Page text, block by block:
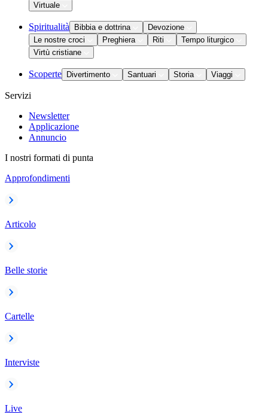
Virtuale
Spiritualità Bibbia e dottrina
Devozione
Le nostre croci
Preghiera Riti
Tempo liturgico
Virtù cristiane
Scoperte Divertimento Santuari Storia Viaggi
Servizi
Newsletter
Applicazione
Annuncio
I nostri formati di punta
Approfondimenti
Articolo
Belle storie
Cartelle
Interviste
Live